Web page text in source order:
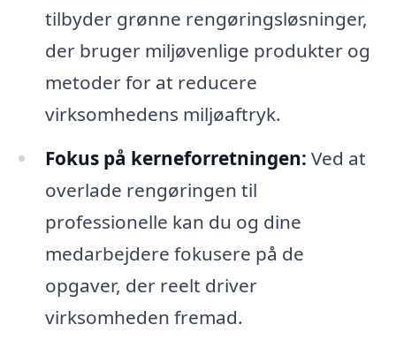
tilbyder grønne rengøringsløsninger,
der bruger miljøvenlige produkter og
metoder for at reducere
virksomhedens miljøaftryk.
Fokus på kerneforretningen: Ved at
overlade rengøringen til
professionelle kan du og dine
medarbejdere fokusere på de
opgaver, der reelt driver
virksomheden fremad.